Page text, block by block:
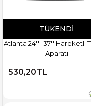
TÜKENDI
Atlanta 24''- 37'' Hareketli
Aparatı
530,20TL